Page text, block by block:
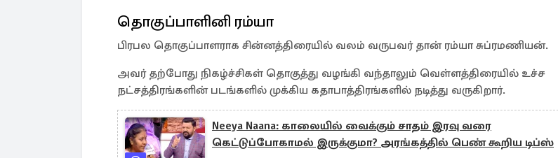
தொகுப்பாளினி ரம்யா
பிரபல தொகுப்பாளராக சின்னத்திரையில் வலம் வருபவர் தான் ரம்யா சுப்ரமணியன்.
அவர் தற்போது நிகழ்ச்சிகள் தொகுத்து வழங்கி வந்தாலும் வெள்ளத்திரையில் உச்ச
நட்சத்திரங்களின் படங்களில் முக்கிய கதாபாத்திரங்களில் நடித்து வருகிறார்.
Neeya Naana: காலையில் வைக்கும் சாதம் இரவு வரை
கெட்டுப்போகாமல் இருக்குமா? அரங்கத்தில் பெண் கூறிய டிப்ஸ்